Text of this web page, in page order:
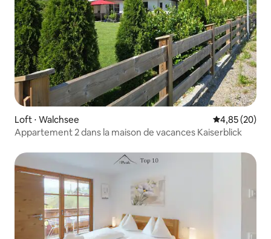
Loft ⋅ Walchsee Évaluation
4,85 (20)
Appartement 2 dans la maison de vacances Kaiserblick